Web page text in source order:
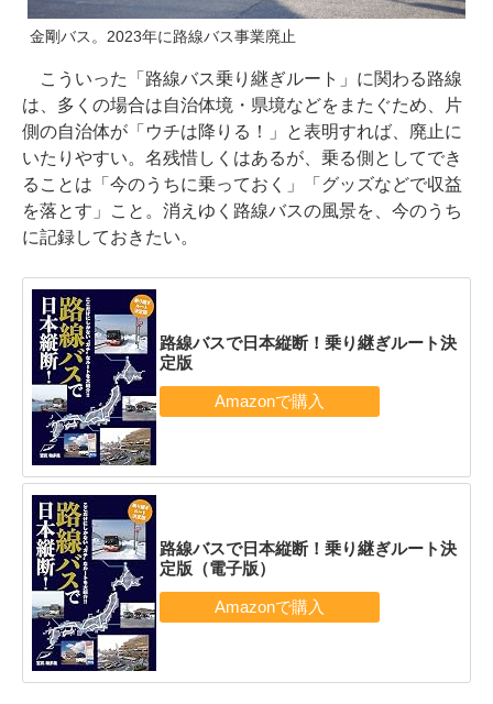
金剛バス。2023年に路線バス事業廃止
こういった「路線バス乗り継ぎルート」に関わる路線
は、多くの場合は自治体境・県境などをまたぐため、片
側の自治体が「ウチは降りる！」と表明すれば、廃止に
いたりやすい。名残惜しくはあるが、乗る側としてでき
ることは「今のうちに乗っておく」「グッズなどで収益
を落とす」こと。消えゆく路線バスの風景を、今のうち
に記録しておきたい。
路線バスで日本縦断！乗り継ぎルート決
定版
路線バスで日本縦断！乗り継ぎルート決
定版（電子版）